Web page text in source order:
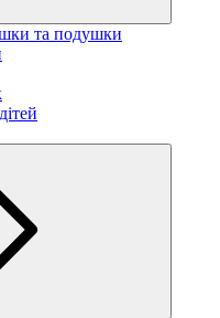
та подушки